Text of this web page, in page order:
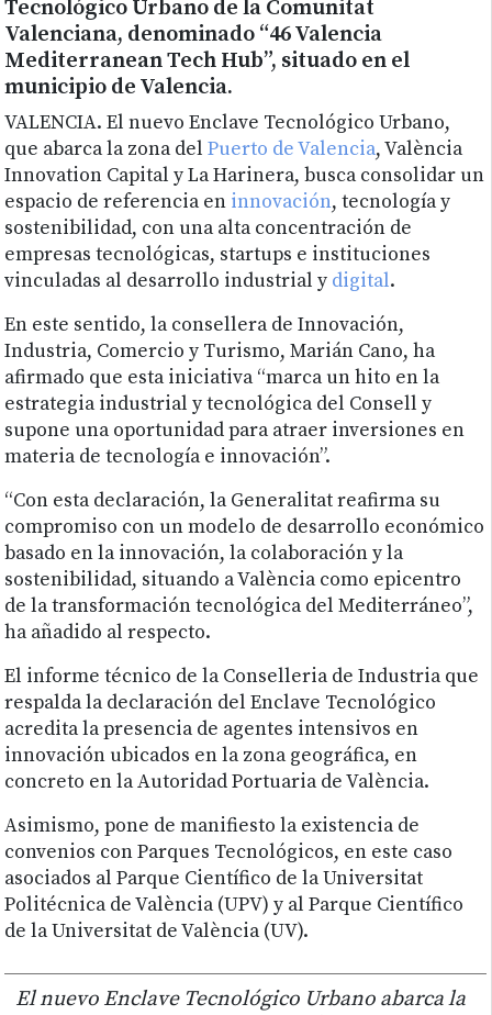
Tecnológico Urbano de la Comunitat
Valenciana, denominado “46 Valencia
Mediterranean Tech Hub”, situado en el
municipio de Valencia.
VALENCIA. El nuevo Enclave Tecnológico Urbano,
que abarca la zona delPuerto de Valencia, València
Innovation Capital y La Harinera, busca consolidar un
espacio de referencia en innovación, tecnología y
sostenibilidad, con una alta concentración de
empresas tecnológicas, startups e instituciones
vinculadas al desarrollo industrial y digital.
En este sentido, la consellera de Innovación,
Industria, Comercio y Turismo, Marián Cano, ha
afirmado que esta iniciativa “marca un hito en la
estrategia industrial y tecnológica del Consell y
supone una oportunidad para atraer inversiones en
materia de tecnología e innovación”.
“Con esta declaración, la Generalitat reafirma su
compromiso con un modelo de desarrollo económico
basado en la innovación, la colaboración y la
sostenibilidad, situando a València como epicentro
de la transformación tecnológica del Mediterráneo”,
ha añadido al respecto.
El informe técnico de la Conselleria de Industria que
respalda la declaración del Enclave Tecnológico
acredita la presencia de agentes intensivos en
innovación ubicados en la zona geográfica, en
concreto en la Autoridad Portuaria de València.
Asimismo, pone de manifiesto la existencia de
convenios con Parques Tecnológicos, en este caso
asociados al Parque Científico de la Universitat
Politécnica de València (UPV) y al Parque Científico
de la Universitat de València (UV).
El nuevo Enclave Tecnológico Urbano abarca la